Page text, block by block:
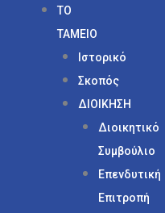
ΤΟ
ΤΑΜΕΙΟ
Ιστορικό
Σκοπός
ΔΙΟΙΚΗΣΗ
Διοικητικό
Συμβούλιο
Επενδυτική
Επιτροπή